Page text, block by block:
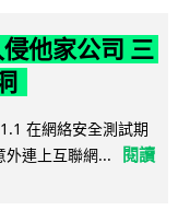
他家公司 三
在網絡安全測試期
連上互聯網...
閱讀